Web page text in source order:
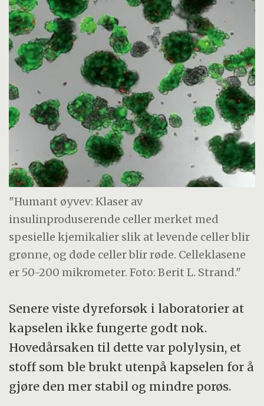
"Humant øyvev: Klaser av
insulinproduserende celler merket med
spesielle kjemikalier slik at levende celler blir
grønne, og døde celler blir røde. Celleklasene
er 50-200 mikrometer. Foto: Berit L. Strand."
Senere viste dyreforsøk i laboratorier at
kapselen ikke fungerte godt nok.
Hovedårsaken til dette var polylysin, et
stoff som ble brukt utenpå kapselen for å
gjøre den mer stabil og mindre porøs.